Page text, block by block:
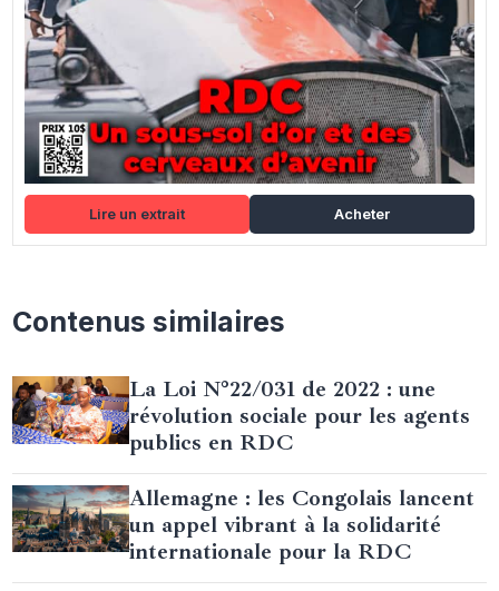
Lire un extrait Acheter
Contenus similaires
La Loi N°22/031 de 2022 : une
révolution sociale pour les agents
publics en RDC
Allemagne : les Congolais lancent
un appel vibrant à la solidarité
internationale pour la RDC